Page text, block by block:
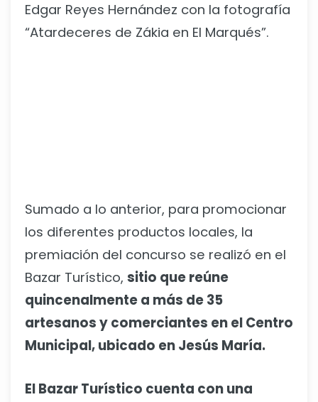
Edgar Reyes Hernández con la fotografía
“Atardeceres de Zákia en El Marqués”.
Sumado a lo anterior, para promocionar
los diferentes productos locales, la
premiación del concurso se realizó en el
Bazar Turístico, sitio que reúne
quincenalmente a más de 35
artesanos y comerciantes en el Centro
Municipal, ubicado en Jesús María.
El Bazar Turístico cuenta con una